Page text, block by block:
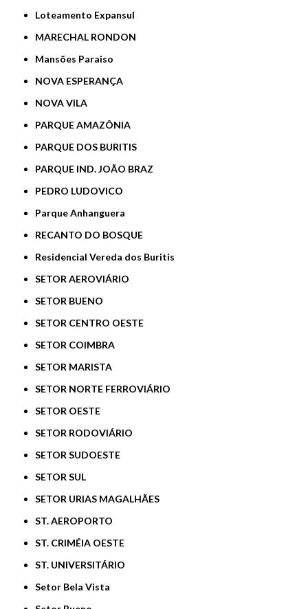
Loteamento Expansul
MARECHAL RONDON
Mansões Paraiso
NOVA ESPERANÇA
NOVA VILA
PARQUE AMAZÔNIA
PARQUE DOS BURITIS
PARQUE IND. JOÃO BRAZ
PEDRO LUDOVICO
Parque Anhanguera
RECANTO DO BOSQUE
Residencial Vereda dos Buritis
SETOR AEROVIÁRIO
SETOR BUENO
SETOR CENTRO OESTE
SETOR COIMBRA
SETOR MARISTA
SETOR NORTE FERROVIÁRIO
SETOR OESTE
SETOR RODOVIÁRIO
SETOR SUDOESTE
SETOR SUL
SETOR URIAS MAGALHÃES
ST. AEROPORTO
ST. CRIMÉIA OESTE
ST. UNIVERSITÁRIO
Setor Bela Vista